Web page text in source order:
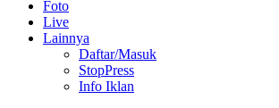
Foto
Live
Lainnya
Daftar/Masuk
StopPress
Info Iklan